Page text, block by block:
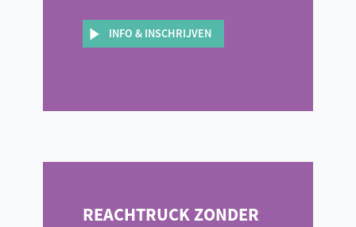
INFO & INSCHRIJVEN
REACHTRUCK ZONDER